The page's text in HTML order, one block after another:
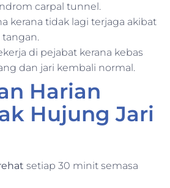
carpal tunnel.
kerana tidak lagi terjaga akibat
di pejabat kerana kebas
dan jari kembali normal.
Harian
Hujung Jari
setiap 30 minit semasa